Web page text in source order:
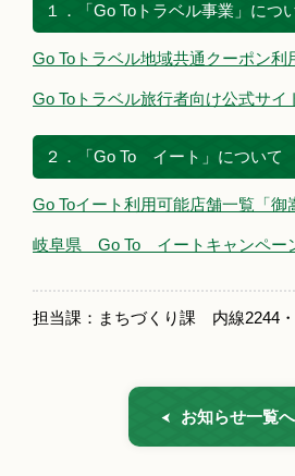
１．「Go Toトラベル事業」につ
Go Toトラベル地域共通クーポン利
Go Toトラベル旅行者向け公式サイ
２．「Go To イート」について
Go Toイート利用可能店舗一覧「御
岐阜県 Go To イートキャンペー
担当課：まちづくり課 内線2244
お知らせ一覧